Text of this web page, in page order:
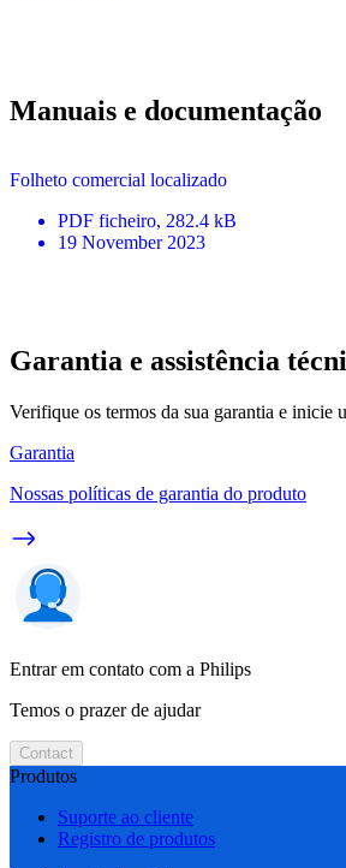
Manuais e documentação
Folheto comercial localizado
PDF ficheiro, 282.4 kB
19 November 2023
Garantia e assistência
Verifique os termos da sua garantia e inicie
Garantia
Nossas políticas de garantia do produto
Entrar em contato com a Philips
Temos o prazer de ajudar
Contact
Produtos
Suporte ao cliente
Registro de produtos